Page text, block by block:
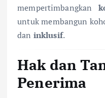
mempertimbangkan
untuk membangun
dan inklusif.
Hak dan
Penerima